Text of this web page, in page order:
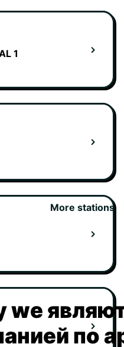
1
More stations
we
по